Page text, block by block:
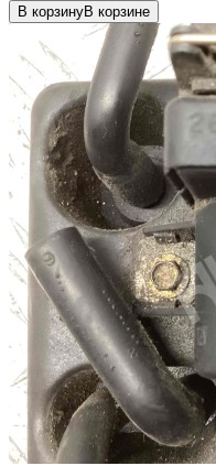
В корзинуВ корзине